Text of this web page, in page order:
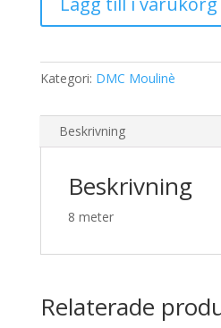
mängd
Kategori: DMC Moulinè
Beskrivning
Beskrivning
8 meter
Relaterade